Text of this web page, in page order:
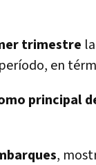
trimestre la
en
principal
,